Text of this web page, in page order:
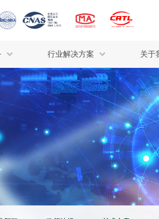
行业解决方案 关于
检测服务
污水检测
废气检测
评估调查
耕地质量评价
场地调查
行业解决方案
INDUSTRY
为全球各产业提供
整体技术解决方案